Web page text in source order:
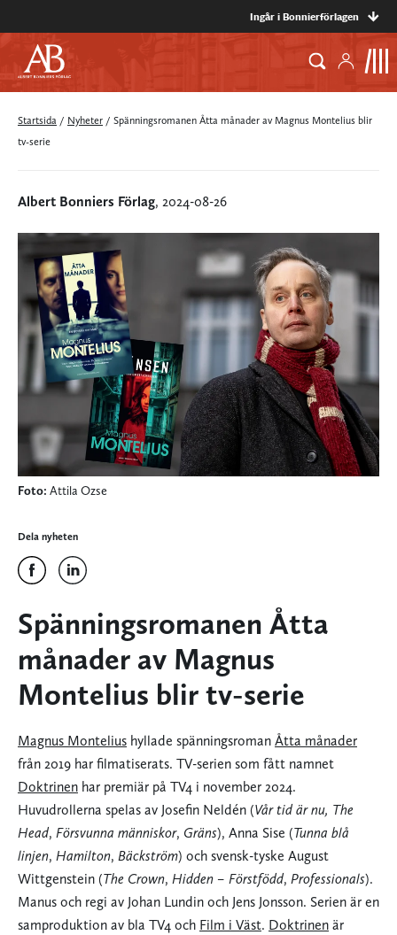
Ingår i Bonnierförlagen
Startsida / Nyheter / Spänningsromanen Åtta månader av Magnus Montelius blir
tv-serie
Albert Bonniers Förlag, 2024-08-26
Foto: Attila Ozse
Dela nyheten
Spänningsromanen Åtta
månader av Magnus
Montelius blir tv-serie
Magnus Montelius hyllade spänningsroman Åtta månader
från 2019 har filmatiserats. TV-serien som fått namnet
Doktrinen har premiär på TV4 i november 2024.
Huvudrollerna spelas av Josefin Neldén (Vår tid är nu, The
Head, Försvunna människor, Gräns), Anna Sise (Tunna blå
linjen, Hamilton, Bäckström) och svensk-tyske August
Wittgenstein (The Crown, Hidden – Förstfödd, Professionals).
Manus och regi av Johan Lundin och Jens Jonsson. Serien är en
samproduktion av bla TV4 och Film i Väst. Doktrinen är